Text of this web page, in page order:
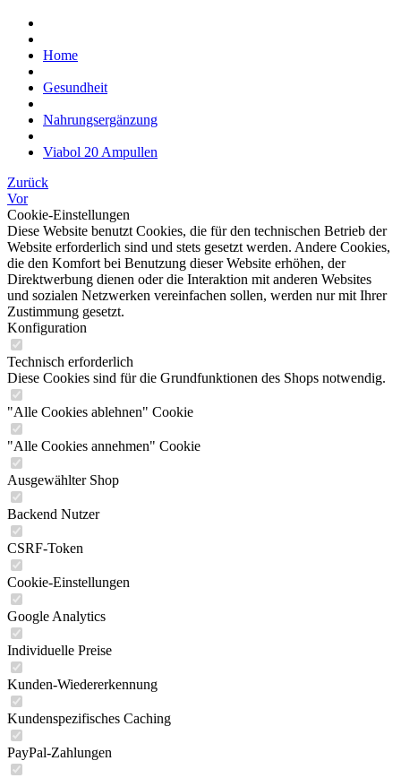
Home
Gesundheit
Nahrungsergänzung
Viabol 20 Ampullen
Zurück
Vor
Cookie-Einstellungen
Diese Website benutzt Cookies, die für den technischen Betrieb der
Website erforderlich sind und stets gesetzt werden. Andere Cookies,
die den Komfort bei Benutzung dieser Website erhöhen, der
Direktwerbung dienen oder die Interaktion mit anderen Websites
und sozialen Netzwerken vereinfachen sollen, werden nur mit Ihrer
Zustimmung gesetzt.
Konfiguration
Technisch erforderlich
Diese Cookies sind für die Grundfunktionen des Shops notwendig.
"Alle Cookies ablehnen" Cookie
"Alle Cookies annehmen" Cookie
Ausgewählter Shop
Backend Nutzer
CSRF-Token
Cookie-Einstellungen
Google Analytics
Individuelle Preise
Kunden-Wiedererkennung
Kundenspezifisches Caching
PayPal-Zahlungen